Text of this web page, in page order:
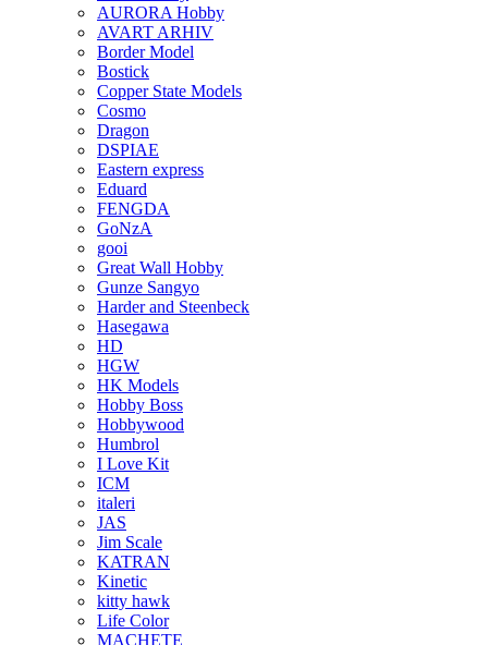
AURORA Hobby
AVART ARHIV
Border Model
Bostick
Copper State Models
Cosmo
Dragon
DSPIAE
Eastern express
Eduard
FENGDA
GoNzA
gooi
Great Wall Hobby
Gunze Sangyo
Harder and Steenbeck
Hasegawa
HD
HGW
HK Models
Hobby Boss
Hobbywood
Humbrol
I Love Kit
ICM
italeri
JAS
Jim Scale
KATRAN
Kinetic
kitty hawk
Life Color
MACHETE